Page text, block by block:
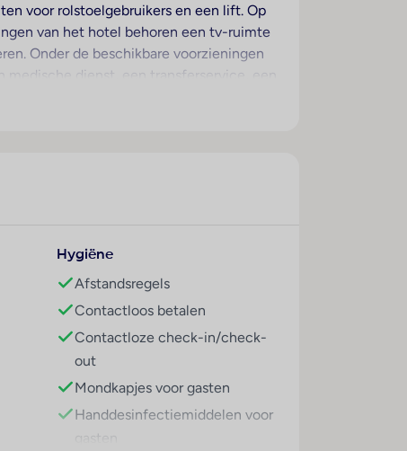
voor rolstoelgebruikers en een lift. Op
van het hotel behoren een tv-ruimte
Onder de beschikbare voorzieningen
dienst, een transferservice, een
zullen de fietZeezichterhuur
en een slaapbank. Hun
de badkamers cosmetische producten
biedt de nodige rust en ontspanning.
aan. met windsurfen, kanovaren,
en aerobics maken deel uit van
voor kinderen en
Hygiëne
Afstandsregels
Contactloos betalen
Contactloze check-in/check-
out
Mondkapjes voor gasten
Handdesinfectiemiddelen voor
gasten